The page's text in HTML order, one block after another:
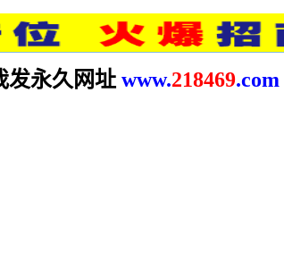
永久网址 www.218469.com